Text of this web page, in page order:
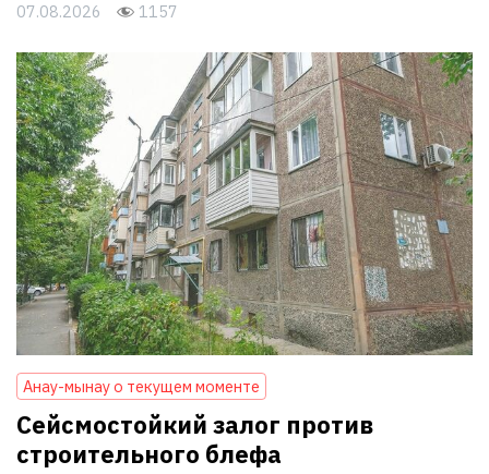
07.08.2026 1157
Анау-мынау о текущем моменте
Сейсмостойкий залог против
строительного блефа